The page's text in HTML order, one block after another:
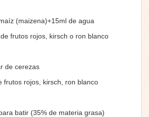
(maizena)+15ml de agua
frutos rojos, kirsch o ron blanco
de cerezas
frutos rojos, kirsch, ron blanco
batir (35% de materia grasa)